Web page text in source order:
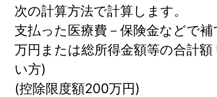
次の計算方法で計算します。
支払った医療費－保険金などで
万円または総所得金額等の合計
い方)
(控除限度額200万円)